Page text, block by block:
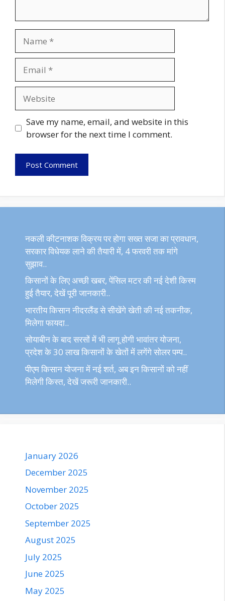
Save my name, email, and website in this
browser for the next time I comment.
नकली कीटनाशक विक्रय पर होगा सख्त सजा का प्रावधान,
सरकार विधेयक लाने की तैयारी में, 4 फरवरी तक मांगे
सुझाव..
किसानों के लिए अच्छी खबर, पेंसिल मटर की नई देशी किस्म
हुई तैयार, देखें पूरी जानकारी..
भारतीय किसान नीदरलैंड से सीखेंगे खेती की नई तकनीक,
मिलेगा फायदा..
सोयाबीन के बाद सरसों में भी लागू होगी भावांतर योजना,
प्रदेश के 30 लाख किसानों के खेतों में लगेंगे सोलर पम्प..
पीएम किसान योजना में नई शर्त, अब इन किसानों को नहीं
मिलेगी किस्त, देखें जरूरी जानकारी..
January 2026
December 2025
November 2025
October 2025
September 2025
August 2025
July 2025
June 2025
May 2025